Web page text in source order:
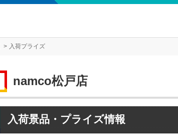
入荷プライズ
namco松戸店
入荷景品・プライズ情報